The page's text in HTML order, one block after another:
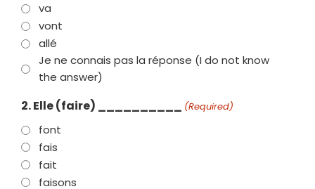
va
vont
allé
Je ne connais pas la réponse (I do not know
the answer)
2. Elle (faire) __________ (Required)
font
fais
fait
faisons